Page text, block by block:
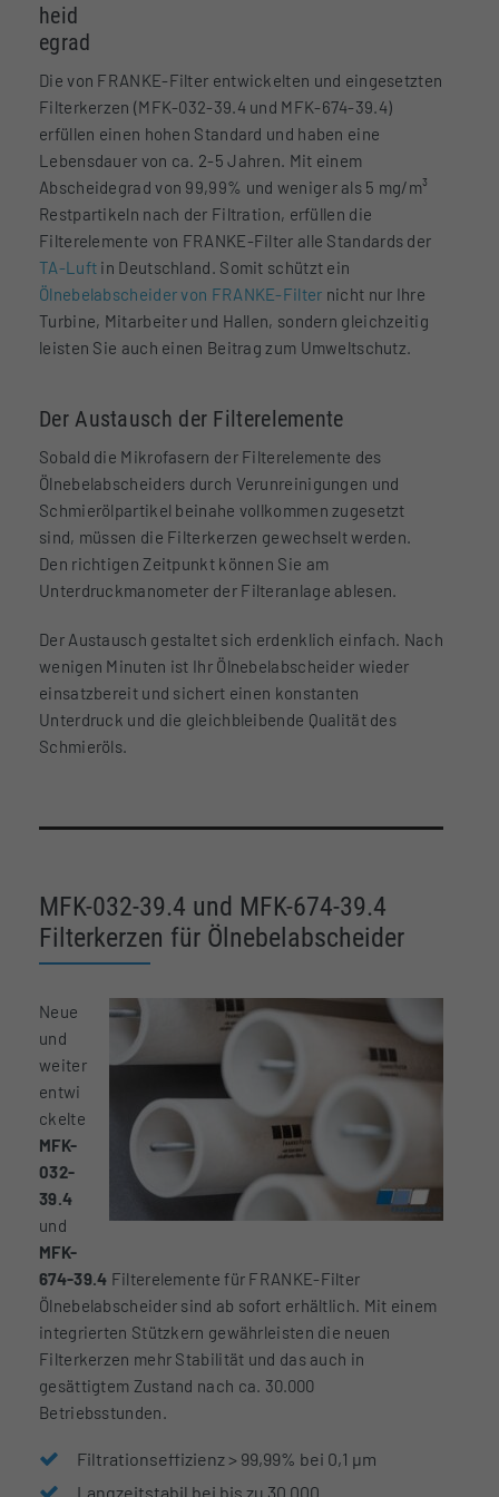
heid
egrad
Die von FRANKE-Filter entwickelten und eingesetzten
Filterkerzen (MFK-032-39.4 und MFK-674-39.4)
erfüllen einen hohen Standard und haben eine
Lebensdauer von ca. 2-5 Jahren. Mit einem
Abscheidegrad von 99,99% und weniger als 5 mg/m³
Restpartikeln nach der Filtration, erfüllen die
Filterelemente von FRANKE-Filter alle Standards der
TA-Luft in Deutschland. Somit schützt ein
Ölnebelabscheider von FRANKE-Filter nicht nur Ihre
Turbine, Mitarbeiter und Hallen, sondern gleichzeitig
leisten Sie auch einen Beitrag zum Umweltschutz.
Der Austausch der Filterelemente
Sobald die Mikrofasern der Filterelemente des
Ölnebelabscheiders durch Verunreinigungen und
Schmierölpartikel beinahe vollkommen zugesetzt
sind, müssen die Filterkerzen gewechselt werden.
Den richtigen Zeitpunkt können Sie am
Unterdruckmanometer der Filteranlage ablesen.
Der Austausch gestaltet sich erdenklich einfach. Nach
wenigen Minuten ist Ihr Ölnebelabscheider wieder
einsatzbereit und sichert einen konstanten
Unterdruck und die gleichbleibende Qualität des
Schmieröls.
MFK-032-39.4 und MFK-674-39.4
Filterkerzen für Ölnebelabscheider
Neue
und
weiter
entwi
ckelte
MFK-
032-
39.4
und
MFK-
674-39.4 Filterelemente für FRANKE-Filter
Ölnebelabscheider sind ab sofort erhältlich. Mit einem
integrierten Stützkern gewährleisten die neuen
Filterkerzen mehr Stabilität und das auch in
gesättigtem Zustand nach ca. 30.000
Betriebsstunden.
Filtrationseffizienz > 99,99% bei 0,1 µm
Langzeitstabil bei bis zu 30.000